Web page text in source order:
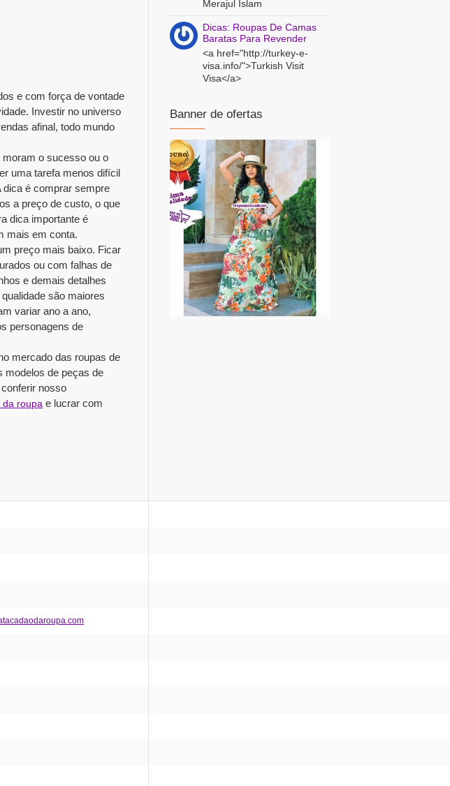
e com força de vontade
Investir no universo
afinal, todo mundo
moram o sucesso ou o
uma tarefa menos difícil
dica é comprar sempre
a preço de custo, o que
dica importante é
mais em conta.
preço mais baixo. Ficar
ou com falhas de
e demais detalhes
são maiores
variar ano a ano,
personagens de
mercado das roupas de
modelos de peças de
nosso
da roupa e lucrar com
Merajul Islam
Dicas: Roupas De Camas
Baratas Para Revender
<a href="http://turkey-e-
visa.info/">Turkish Visit
Visa</a>
Banner de ofertas